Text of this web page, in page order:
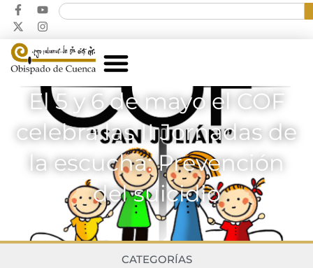
El 5 y 6 de mayo el COF
celebra las II Jornadas de
la escucha: Prevención
del suicidio
CATEGORÍAS